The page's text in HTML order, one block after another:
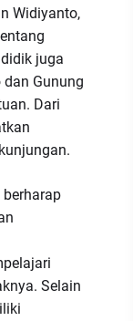
Widiyanto,
juga
Gunung
Dari
Selain